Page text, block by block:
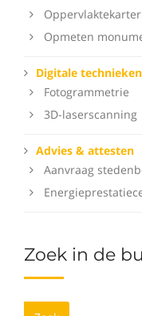
Opmeten
Digitale technieken
Fotogrammetrie
3D-laserscanning
Advies & attesten
Aanvraag
Zoek in de